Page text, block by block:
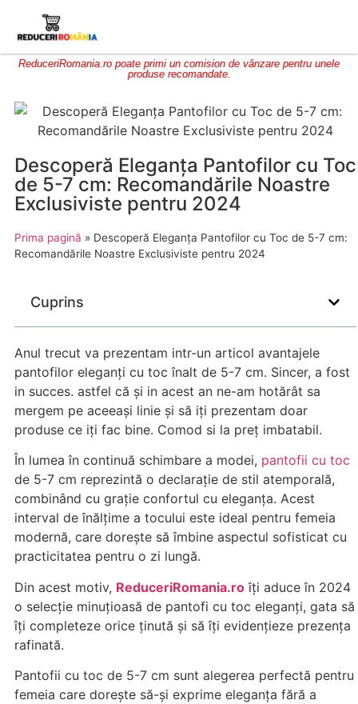
ReduceriRomania.ro poate primi un comision de vânzare pentru unele
produse recomandate.
Descoperă Eleganța Pantofilor cu Toc
de 5-7 cm: Recomandările Noastre
Exclusiviste pentru 2024
Prima pagină » Descoperă Eleganța Pantofilor cu Toc de 5-7 cm:
Recomandările Noastre Exclusiviste pentru 2024
Cuprins
Anul trecut va prezentam intr-un articol avantajele
pantofilor eleganți cu toc înalt de 5-7 cm. Sincer, a fost
in succes. astfel că și in acest an ne-am hotărât sa
mergem pe aceeași linie și să iți prezentam doar
produse ce iți fac bine. Comod si la preț imbatabil.
În lumea în continuă schimbare a modei, pantofii cu toc
de 5-7 cm reprezintă o declarație de stil atemporală,
combinând cu grație confortul cu eleganța. Acest
interval de înălțime a tocului este ideal pentru femeia
modernă, care dorește să îmbine aspectul sofisticat cu
practicitatea pentru o zi lungă.
Din acest motiv, ReduceriRomania.ro îți aduce în 2024
o selecție minuțioasă de pantofi cu toc eleganți, gata să
îți completeze orice ținută și să îți evidențieze prezența
rafinată.
Pantofii cu toc de 5-7 cm sunt alegerea perfectă pentru
femeia care dorește să-și exprime eleganța fără a